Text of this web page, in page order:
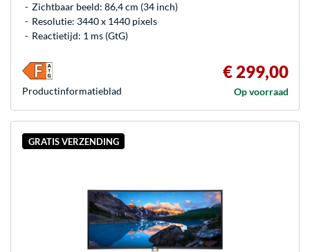
Zichtbaar beeld: 86,4 cm (34 inch)
Resolutie: 3440 x 1440 pixels
Reactietijd: 1 ms (GtG)
€ 299,00
Op voorraad
Product­informatieblad
GRATIS VERZENDING